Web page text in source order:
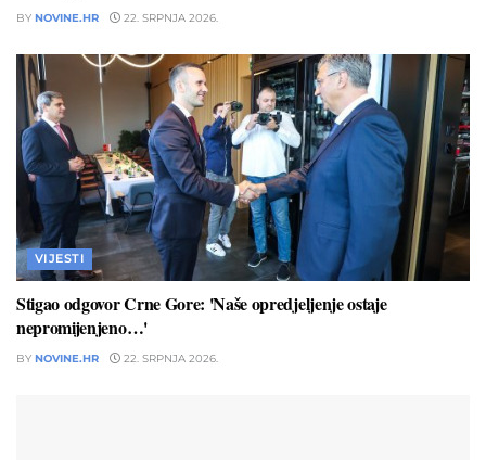
BY NOVINE.HR 22. SRPNJA 2026.
VIJESTI
Stigao odgovor Crne Gore: 'Naše opredjeljenje ostaje
nepromijenjeno…'
BY NOVINE.HR 22. SRPNJA 2026.